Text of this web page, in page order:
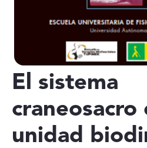
El sistema
craneosacro
unidad